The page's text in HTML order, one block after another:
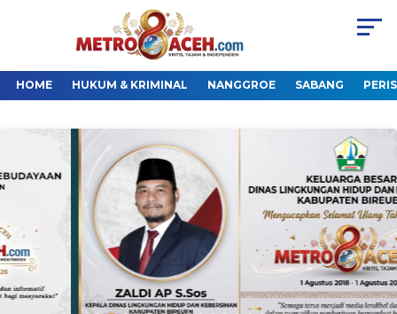
HOME HUKUM & KRIMINAL NANGGROE SABANG